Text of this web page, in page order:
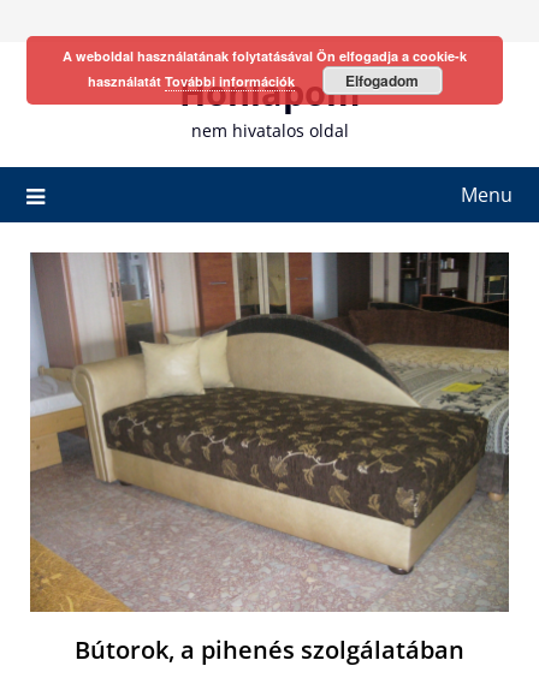
Honlapom
nem hivatalos oldal
Menu
Bútorok, a pihenés szolgálatában
A weboldal használatának folytatásával Ön elfogadja a cookie-k
használatát További információk Elfogadom